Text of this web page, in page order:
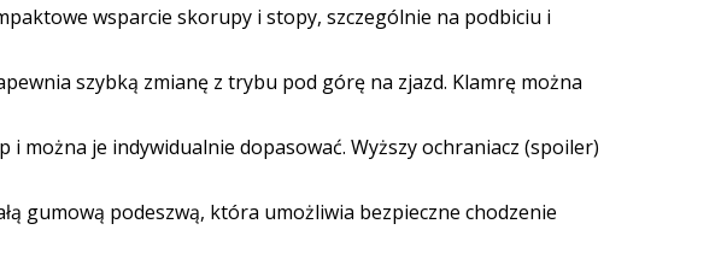
wsparcie skorupy i stopy, szczególnie na podbiciu i
szybką zmianę z trybu pod górę na zjazd. Klamrę można
i można je indywidualnie dopasować. Wyższy ochraniacz (spoiler)
gumową podeszwą, która umożliwia bezpieczne chodzenie